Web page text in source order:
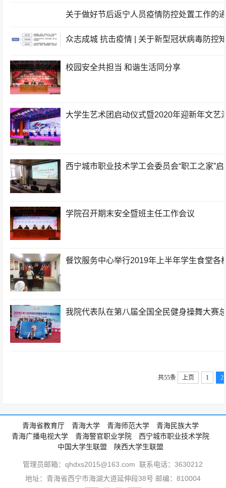
关于做好节后返宁人员疫情防控处置工作的
众志成城 抗击疫情 | 关于新型冠状病毒防控
校园安全共担当 和谐生活同分享
大学生艺术团启动仪式暨2020年迎新年文艺
西宁城市职业技术学工会委员会“职工之家”
学院召开期末安全暨班主任工作会议
餐饮服务中心举行2019年上半年学生食堂各
我院代表队在第八届全国全民健身操舞大赛
共55条 上页 1 2
青海省教育厅 青海大学 青海师范大学
青海民族大学
青海广播电视大学
青海警官职业学院
西宁城市职业技术学院
中国大学生联盟
陕西大学生联盟
管理员邮箱：qhdxs2015@163.com 联系电话：3630212
地址：青海省西宁市海湖大道延伸段38号 邮编：810004